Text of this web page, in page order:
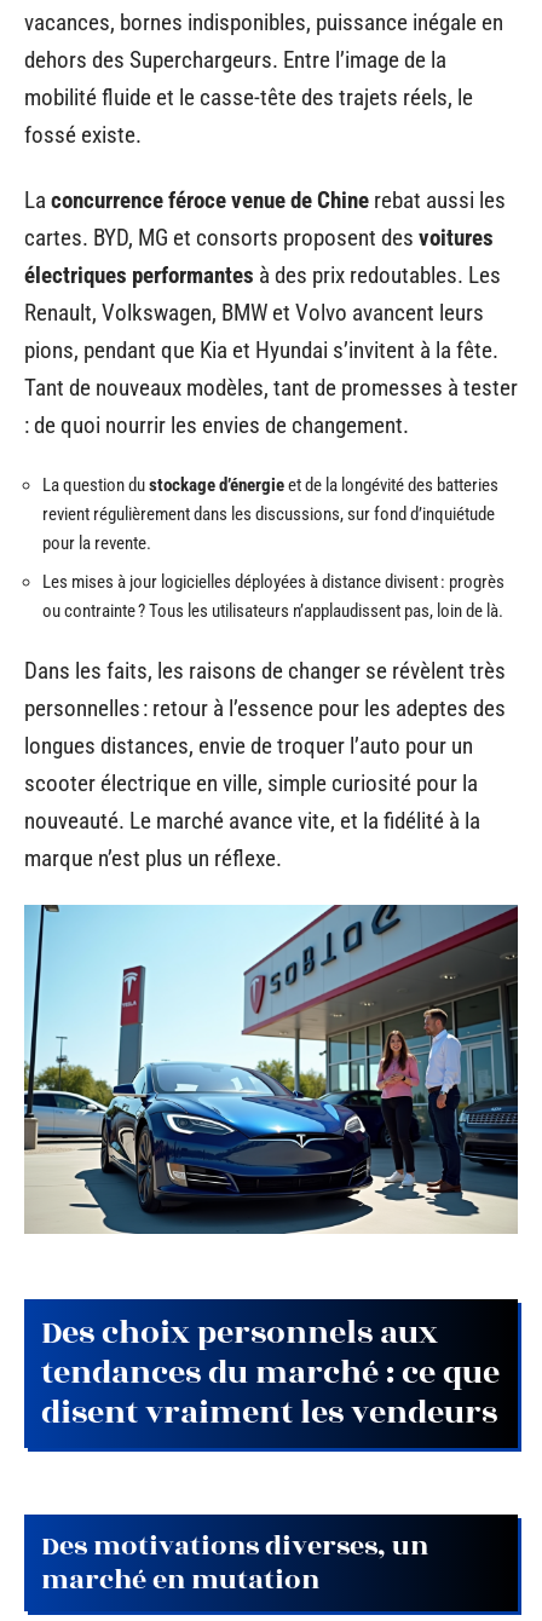
vacances, bornes indisponibles, puissance inégale en
dehors des Superchargeurs. Entre l’image de la
mobilité fluide et le casse-tête des trajets réels, le
fossé existe.
La concurrence féroce venue de Chine rebat aussi les
cartes. BYD, MG et consorts proposent des voitures
électriques performantes à des prix redoutables. Les
Renault, Volkswagen, BMW et Volvo avancent leurs
pions, pendant que Kia et Hyundai s’invitent à la fête.
Tant de nouveaux modèles, tant de promesses à tester
: de quoi nourrir les envies de changement.
La question dustockage d’énergieet de la longévité des batteries
revient régulièrement dans les discussions, sur fond d’inquiétude
pour la revente.
Les mises à jour logicielles déployées à distance divisent : progrès
ou contrainte ? Tous les utilisateurs n’applaudissent pas, loin de là.
Dans les faits, les raisons de changer se révèlent très
personnelles : retour à l’essence pour les adeptes des
longues distances, envie de troquer l’auto pour un
scooter électrique en ville, simple curiosité pour la
nouveauté. Le marché avance vite, et la fidélité à la
marque n’est plus un réflexe.
Des choix personnels aux
tendances du marché : ce que
disent vraiment les vendeurs
Des motivations diverses, un
marché en mutation